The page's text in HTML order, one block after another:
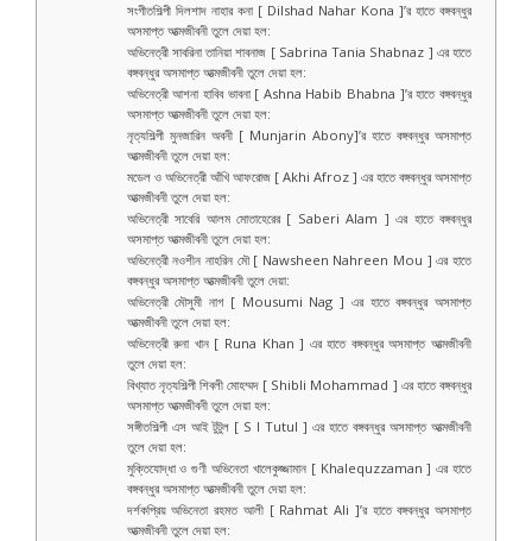
সংগীতশিল্পী দিলশাদ নাহার কনা [ Dilshad Nahar Kona ]’র হাতে বঙ্গবন্ধুর
অসমাপ্ত আত্মজীবনী তুলে দেয়া হল:
অভিনেত্রী সাবরিনা তানিয়া শাবনাজ [ Sabrina Tania Shabnaz ] এর হাতে
বঙ্গবন্ধুর অসমাপ্ত আত্মজীবনী তুলে দেয়া হল:
অভিনেত্রী আশনা হাবিব ভাবনা [ Ashna Habib Bhabna ]’র হাতে বঙ্গবন্ধুর
অসমাপ্ত আত্মজীবনী তুলে দেয়া হল:
নৃত্যশিল্পী মুনজারিন অবনী [ Munjarin Abony]’র হাতে বঙ্গবন্ধুর অসমাপ্ত
আত্মজীবনী তুলে দেয়া হল:
মডেল ও অভিনেত্রী আঁখি আফরোজ [ Akhi Afroz ] এর হাতে বঙ্গবন্ধুর অসমাপ্ত
আত্মজীবনী তুলে দেয়া হল:
অভিনেত্রী সাবেরি আলম মোতাহেরের [ Saberi Alam ] এর হাতে বঙ্গবন্ধুর
অসমাপ্ত আত্মজীবনী তুলে দেয়া হল:
অভিনেত্রী নওশীন নাহরিন মৌ [ Nawsheen Nahreen Mou ] এর হাতে
বঙ্গবন্ধুর অসমাপ্ত আত্মজীবনী তুলে দেয়া:
অভিনেত্রী মৌসুমী নাগ [ Mousumi Nag ] এর হাতে বঙ্গবন্ধুর অসমাপ্ত
আত্মজীবনী তুলে দেয়া হল:
অভিনেত্রী রুনা খান [ Runa Khan ] এর হাতে বঙ্গবন্ধুর অসমাপ্ত আত্মজীবনী
তুলে দেয়া হল:
বিখ্যাত নৃত্যশিল্পী শিবলী মোহম্মদ [ Shibli Mohammad ] এর হাতে বঙ্গবন্ধুর
অসমাপ্ত আত্মজীবনী তুলে দেয়া হল:
সঙ্গীতশিল্পী এস আই টুটুল [ S I Tutul ] এর হাতে বঙ্গবন্ধুর অসমাপ্ত আত্মজীবনী
তুলে দেয়া হল:
মুক্তিযোদ্ধা ও গুণী অভিনেতা খালেকুজ্জামান [ Khalequzzaman ] এর হাতে
বঙ্গবন্ধুর অসমাপ্ত আত্মজীবনী তুলে দেয়া হল:
দর্শকপ্রিয় অভিনেতা রহমত আলী [ Rahmat Ali ]’র হাতে বঙ্গবন্ধুর অসমাপ্ত
আত্মজীবনী তুলে দেয়া হল: